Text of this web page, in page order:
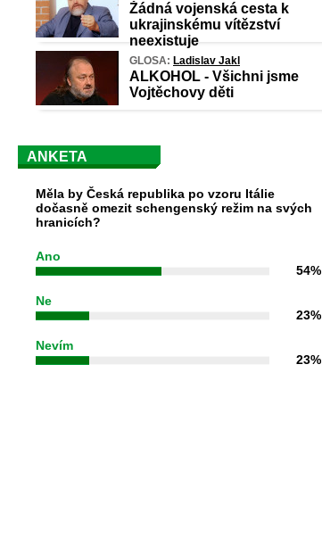
Žádná vojenská cesta k
ukrajinskému vítězství
neexistuje
GLOSA: Ladislav Jakl
ALKOHOL - Všichni jsme
Vojtěchovy děti
ANKETA
Měla by Česká republika po vzoru Itálie
dočasně omezit schengenský režim na svých
hranicích?
Ano
54%
Ne
23%
Nevím
23%